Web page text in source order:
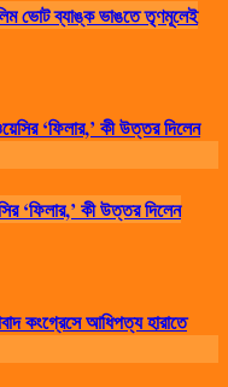
ভোট ব্যাঙ্ক ভাঙতে তৃণমূলেই
‘ফিলার,’ কী উত্তর দিলেন